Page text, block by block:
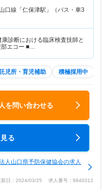
口線「仁保津駅」（バス・車3
診断における臨床検査技師と
部エコー ■…
児所・育児補助 積極採用中
を問い合わせる
る
人山口県予防保健協会の求人
新日：2024/03/25 求人番号：9840312